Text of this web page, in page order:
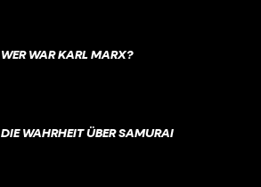
WER WAR KARL MARX?
DIE WAHRHEIT ÜBER SAMURAI